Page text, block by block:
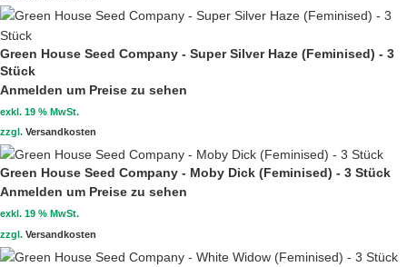
Green House Seed Company - Super Silver Haze (Feminised) - 3
Stück
Anmelden um Preise zu sehen
exkl. 19 % MwSt.
zzgl. Versandkosten
Green House Seed Company - Moby Dick (Feminised) - 3 Stück
Anmelden um Preise zu sehen
exkl. 19 % MwSt.
zzgl. Versandkosten